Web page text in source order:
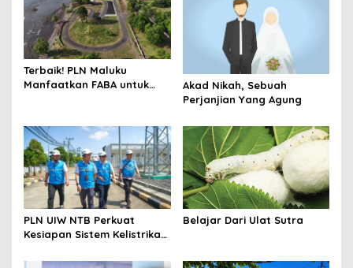
Terbaik! PLN Maluku
Manfaatkan FABA untuk
Akad Nikah, Sebuah
Perjanjian Yang Agung
PLN UIW NTB Perkuat
Kesiapan Sistem Kelistrikan
Masyarakat
Belajar Dari Ulat Sutra